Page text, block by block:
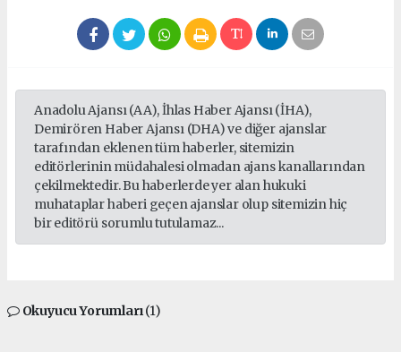
Anadolu Ajansı (AA), İhlas Haber Ajansı (İHA),
Demirören Haber Ajansı (DHA) ve diğer ajanslar
tarafından eklenen tüm haberler, sitemizin
editörlerinin müdahalesi olmadan ajans kanallarından
çekilmektedir. Bu haberlerde yer alan hukuki
muhataplar haberi geçen ajanslar olup sitemizin hiç
bir editörü sorumlu tutulamaz...
Okuyucu Yorumları(1)